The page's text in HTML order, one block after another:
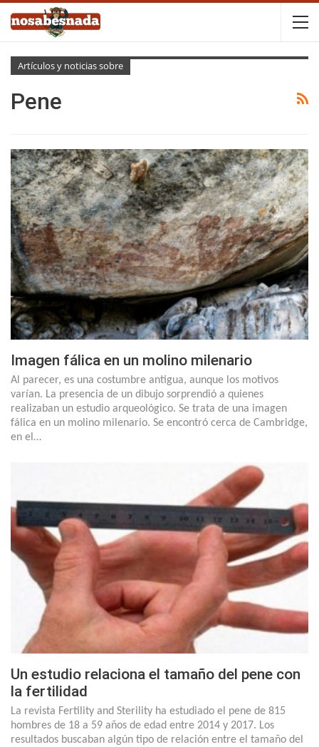
Artículos y noticias sobre
Pene
Imagen fálica en un molino milenario
Al parecer, es una costumbre antigua, aunque los motivos
varían. La presencia de un dibujo sorprendió a quienes
realizaban un estudio arqueológico. Se trata de una imagen
fálica en un molino milenario. Se encontró cerca de Cambridge,
en el…
Un estudio relaciona el tamaño del pene con
la fertilidad
La revista Fertility and Sterility ha estudiado el pene de 815
hombres de 18 a 59 años de edad entre 2014 y 2017. Los
resultados buscaban algún tipo de relación entre el tamaño del